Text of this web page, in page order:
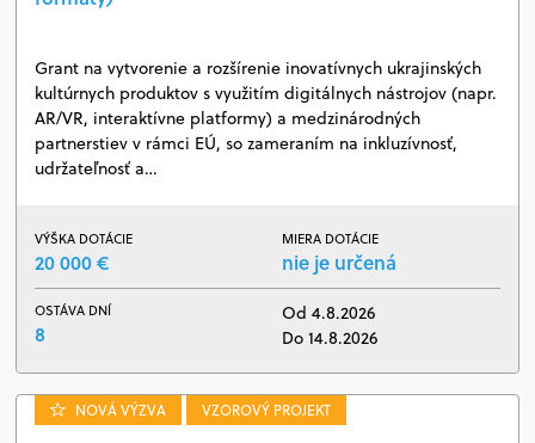
Grant na vytvorenie a rozšírenie inovatívnych ukrajinských
kultúrnych produktov s využitím digitálnych nástrojov (napr.
AR/VR, interaktívne platformy) a medzinárodných
partnerstiev v rámci EÚ, so zameraním na inkluzívnosť,
udržateľnosť a…
VÝŠKA DOTÁCIE
20 000 €
MIERA DOTÁCIE
nie je určená
OSTÁVA DNÍ
8
Od 4.8.2026
Do 14.8.2026
NOVÁ VÝZVA VZOROVÝ PROJEKT